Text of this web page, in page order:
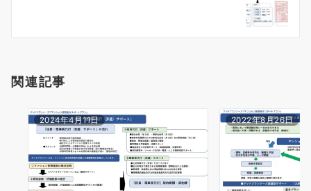
ン
関連記事
2024年4月11日 2022年8月26日